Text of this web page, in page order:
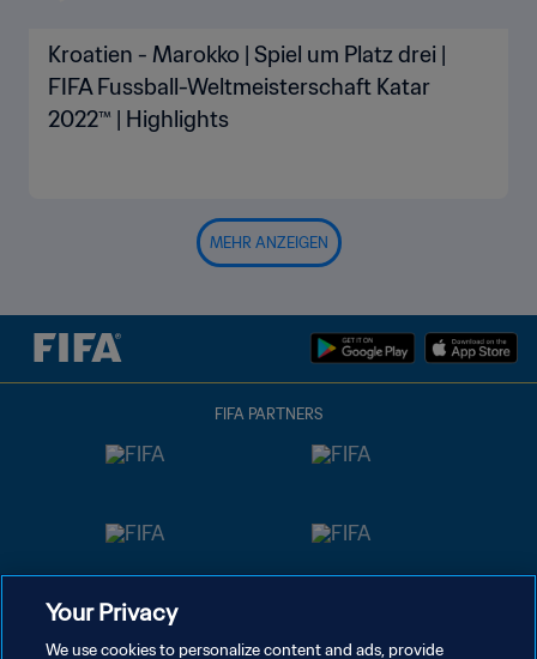
Kroatien - Marokko | Spiel um Platz drei |
FIFA Fussball-Weltmeisterschaft Katar
2022™ | Highlights
MEHR ANZEIGEN
FIFA PARTNERS
Your Privacy
We use cookies to personalize content and ads, provide